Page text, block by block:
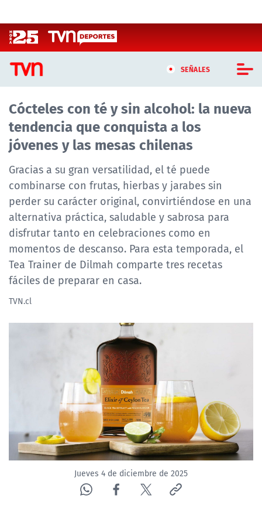
SEÑALES
CASTING MASTERCHEF CHILE
CASTING TVN VERTICAL
TVN VERTICAL
TVN PLAY
PROGRAMAS
TELESERIES
NTV
ACTUALIDAD Y TENDENCIAS
CORPORATIVO Y TRANSPARENCIA
CANAL DE DENUNCIAS
ÁREA DE PROYECTOS
Cócteles con té y sin alcohol: la nueva
tendencia que conquista a los
jóvenes y las mesas chilenas
Gracias a su gran versatilidad, el té puede
combinarse con frutas, hierbas y jarabes sin
perder su carácter original, convirtiéndose en una
alternativa práctica, saludable y sabrosa para
disfrutar tanto en celebraciones como en
momentos de descanso. Para esta temporada, el
Tea Trainer de Dilmah comparte tres recetas
fáciles de preparar en casa.
TVN.cl
Jueves 4 de diciembre de 2025